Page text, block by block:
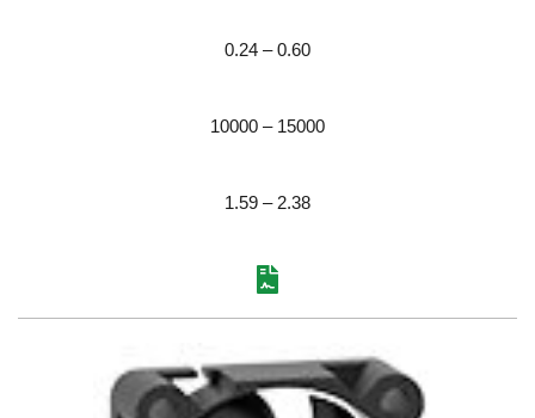
0.24 – 0.60
10000 – 15000
1.59 – 2.38